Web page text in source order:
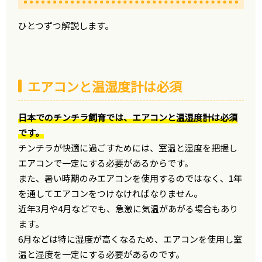
ひとつずつ解説します。
エアコンと温湿度計は必須
日本でのチンチラ飼育では、エアコンと温湿度計は必須
です。
チンチラが快適に過ごすためには、室温と湿度を把握し
エアコンで一定にする必要があるからです。
また、暑い時期のみエアコンを使用するのではなく、1年
を通してエアコンをつけなければなりません。
近年3月や4月などでも、急激に気温があがる場合もあり
ます。
6月などは特に湿度が高くなるため、エアコンを使用し室
温と湿度を一定にする必要があるのです。